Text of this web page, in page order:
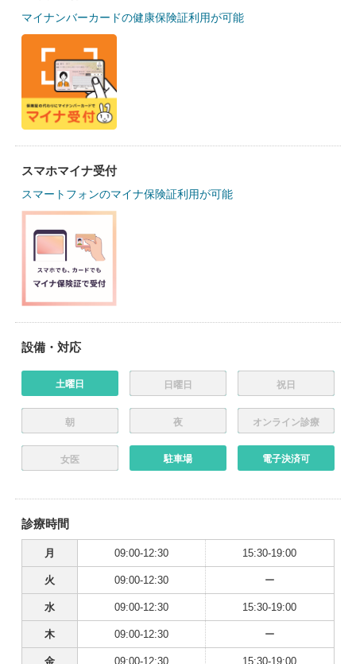
マイナンバーカードの健康保険証利用が可能
スマホマイナ受付
スマートフォンのマイナ保険証利用が可能
設備・対応
土曜日 日曜日 祝日
朝 夜 オンライン診療
女医 駐車場 電子決済可
診療時間
月 09:00-12:30 15:30-19:00
火 09:00-12:30 ー
水 09:00-12:30 15:30-19:00
木 09:00-12:30 ー
金 09:00-12:30 15:30-19:00